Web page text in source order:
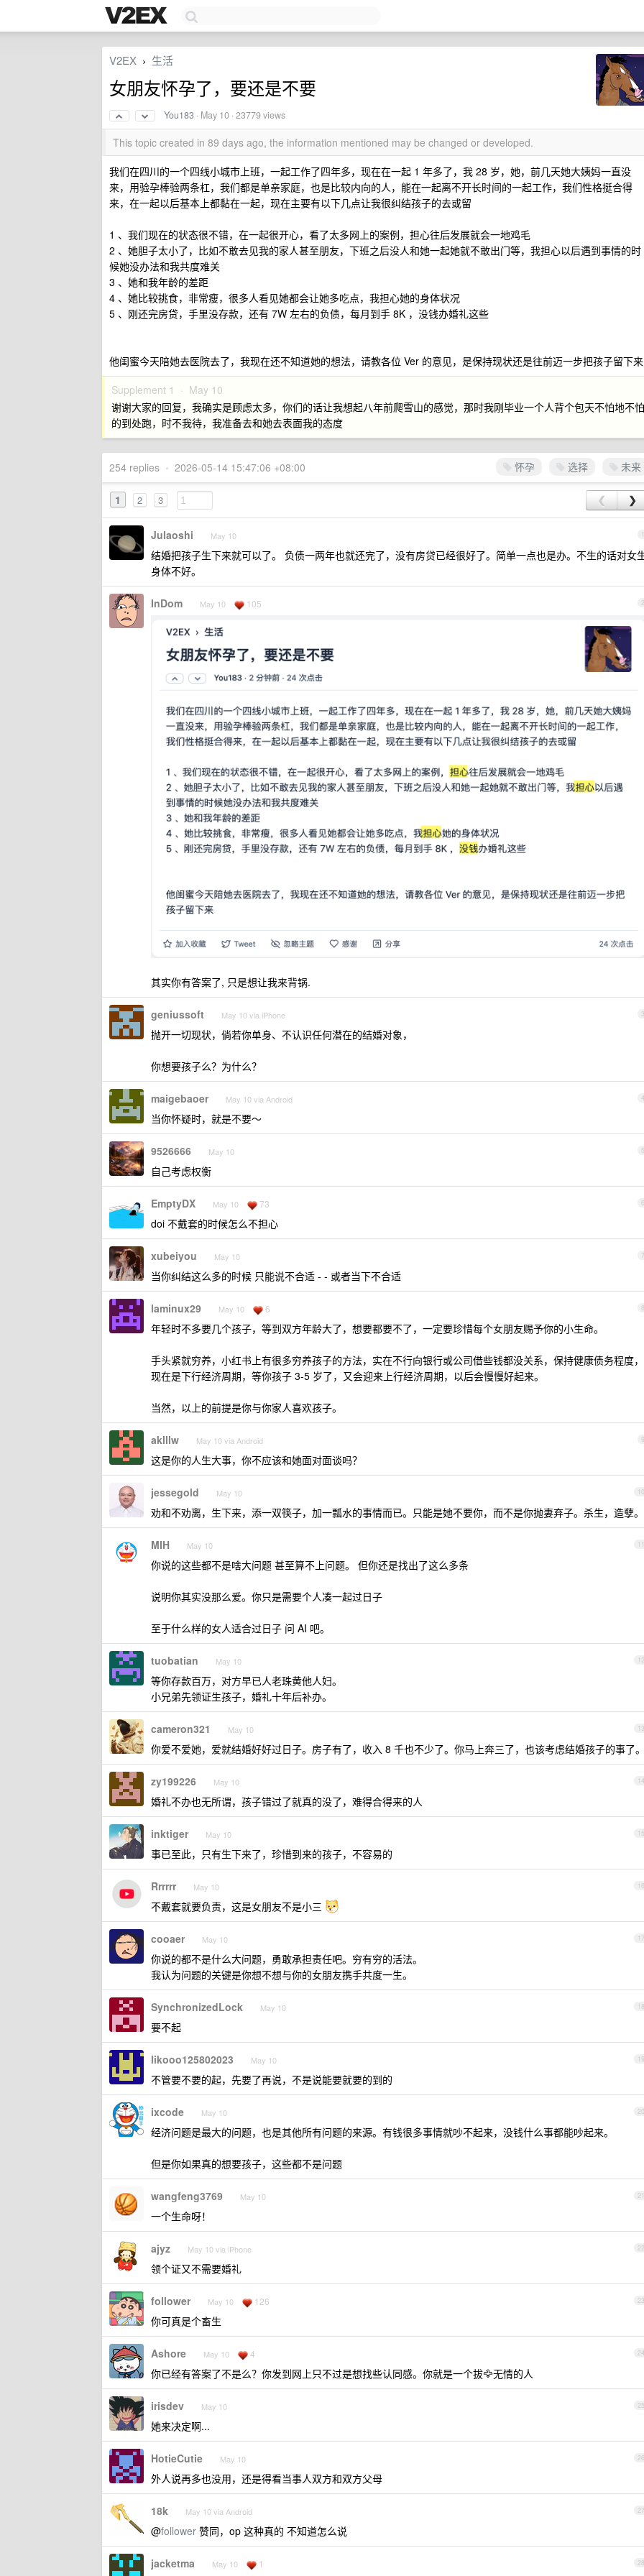
V2EX › 生活
女朋友怀孕了，要还是不要
You183 · May 10 · 23779 views
This topic created in 89 days ago, the information mentioned may be changed or developed.
我们在四川的一个四线小城市上班，一起工作了四年多，现在在一起 1 年多了，我 28 岁，她，前几天她大姨妈一直没
来，用验孕棒验两条杠，我们都是单亲家庭，也是比较内向的人，能在一起离不开长时间的一起工作，我们性格挺合得
来，在一起以后基本上都黏在一起，现在主要有以下几点让我很纠结孩子的去或留
1 、我们现在的状态很不错，在一起很开心，看了太多网上的案例，担心往后发展就会一地鸡毛
2 、她胆子太小了，比如不敢去见我的家人甚至朋友，下班之后没人和她一起她就不敢出门等，我担心以后遇到事情的时
候她没办法和我共度难关
3 、她和我年龄的差距
4 、她比较挑食，非常瘦，很多人看见她都会让她多吃点，我担心她的身体状况
5 、刚还完房贷，手里没存款，还有 7W 左右的负债，每月到手 8K ，没钱办婚礼这些
他闺蜜今天陪她去医院去了，我现在还不知道她的想法，请教各位 Ver 的意见，是保持现状还是往前迈一步把孩子留下来
Supplement 1 · May 10
谢谢大家的回复，我确实是顾虑太多，你们的话让我想起八年前爬雪山的感觉，那时我刚毕业一个人背个包天不怕地不怕
的到处跑，时不我待，我准备去和她去表面我的态度
怀孕 选择 未来
254 replies • 2026-05-14 15:47:06 +08:00
1 2 3 ❮ ❯
1
Julaoshi May 10
结婚把孩子生下来就可以了。 负债一两年也就还完了，没有房贷已经很好了。简单一点也是办。不生的话对女
身体不好。
2
InDom May 10 105
其实你有答案了, 只是想让我来背锅.
3
geniussoft May 10 via iPhone
抛开一切现状，倘若你单身、不认识任何潜在的结婚对象，
你想要孩子么？为什么？
4
maigebaoer May 10 via Android
当你怀疑时，就是不要～
5
9526666 May 10
自己考虑权衡
6
EmptyDX May 10 73
doi 不戴套的时候怎么不担心
7
xubeiyou May 10
当你纠结这么多的时候 只能说不合适 - - 或者当下不合适
8
laminux29 May 10 6
年轻时不多要几个孩子，等到双方年龄大了，想要都要不了，一定要珍惜每个女朋友赐予你的小生命。
手头紧就穷养，小红书上有很多穷养孩子的方法，实在不行向银行或公司借些钱都没关系，保持健康债务程度，
现在是下行经济周期，等你孩子 3-5 岁了，又会迎来上行经济周期，以后会慢慢好起来。
当然，以上的前提是你与你家人喜欢孩子。
9
aklllw May 10 via Android
这是你的人生大事，你不应该和她面对面谈吗？
10
jessegold May 10
劝和不劝离，生下来，添一双筷子，加一瓢水的事情而已。只能是她不要你，而不是你抛妻弃子。杀生，造孽。
11
MIH May 10
你说的这些都不是啥大问题 甚至算不上问题。 但你还是找出了这么多条
说明你其实没那么爱。你只是需要个人凑一起过日子
至于什么样的女人适合过日子 问 AI 吧。
12
tuobatian May 10
等你存款百万，对方早已人老珠黄他人妇。
小兄弟先领证生孩子，婚礼十年后补办。
13
cameron321 May 10
你爱不爱她，爱就结婚好好过日子。房子有了，收入 8 千也不少了。你马上奔三了，也该考虑结婚孩子的事了。
14
zy199226 May 10
婚礼不办也无所谓，孩子错过了就真的没了，难得合得来的人
15
inktiger May 10
事已至此，只有生下来了，珍惜到来的孩子，不容易的
16
Rrrrrr May 10
不戴套就要负责，这是女朋友不是小三
17
cooaer May 10
你说的都不是什么大问题，勇敢承担责任吧。穷有穷的活法。
我认为问题的关键是你想不想与你的女朋友携手共度一生。
18
SynchronizedLock May 10
要不起
19
likooo125802023 May 10
不管要不要的起，先要了再说，不是说能要就要的到的
20
ixcode May 10
经济问题是最大的问题，也是其他所有问题的来源。有钱很多事情就吵不起来，没钱什么事都能吵起来。
但是你如果真的想要孩子，这些都不是问题
21
wangfeng3769 May 10
一个生命呀！
22
ajyz May 10 via iPhone
领个证又不需要婚礼
23
follower May 10 126
你可真是个畜生
24
Ashore May 10 4
你已经有答案了不是么？你发到网上只不过是想找些认同感。你就是一个拔🦅无情的人
25
irisdev May 10
她来决定啊...
26
HotieCutie May 10
外人说再多也没用，还是得看当事人双方和双方父母
27
18k May 10 via Android
@follower 赞同，op 这种真的 不知道怎么说
28
jacketma May 10 1